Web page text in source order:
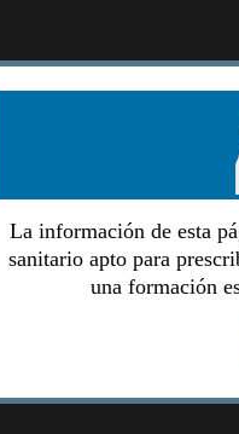
La información de esta
sanitario apto para
una formación